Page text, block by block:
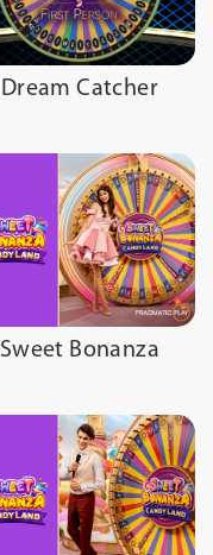
Dream Catcher
Sweet Bonanza